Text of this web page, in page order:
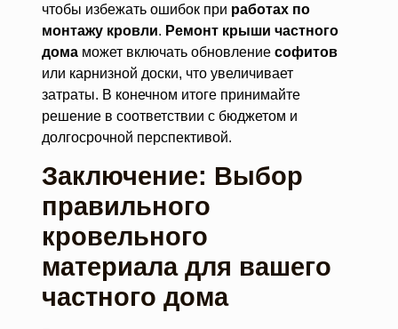
чтобы избежать ошибок при работах по
монтажу кровли. Ремонт крыши частного
домаможет включать обновление софитов
или карнизной доски, что увеличивает
затраты. В конечном итоге принимайте
решение в соответствии с бюджетом и
долгосрочной перспективой.
Заключение: Выбор
правильного
кровельного
материала для вашего
частного дома